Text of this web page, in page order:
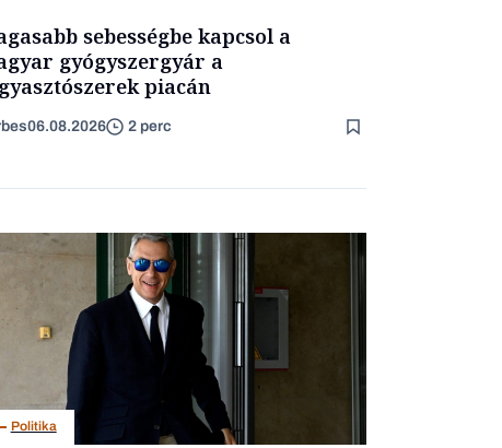
sebességbe kapcsol a
gyógyszergyár a
piacán
06.08.2026 2 perc
Politika